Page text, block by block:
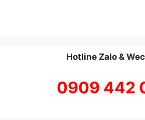
Hotline Zalo &
0909 442